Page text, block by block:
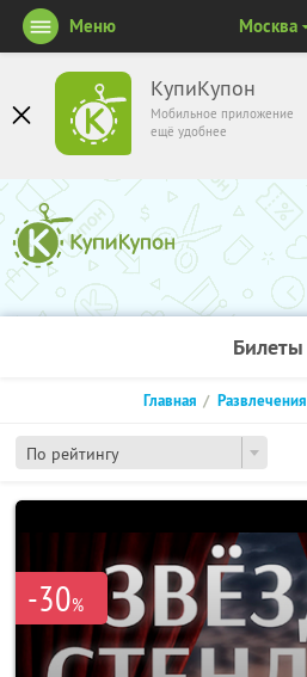
КупиКупон
Мобильное приложение
ещё удобнее
Меню Москва
Билеты
По рейтингу
Главная Развлечения
-30%